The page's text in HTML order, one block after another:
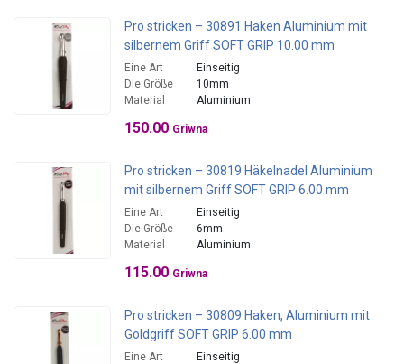
Pro stricken – 30891 Haken Aluminium mit
silbernem Griff SOFT GRIP 10.00 mm
Eine Art
Einseitig
Die Größe
10mm
Material
Aluminium
150.00 Griwna
Pro stricken – 30819 Häkelnadel Aluminium
mit silbernem Griff SOFT GRIP 6.00 mm
Eine Art
Einseitig
Die Größe
6mm
Material
Aluminium
115.00 Griwna
Pro stricken – 30809 Haken, Aluminium mit
Goldgriff SOFT GRIP 6.00 mm
Eine Art
Einseitig